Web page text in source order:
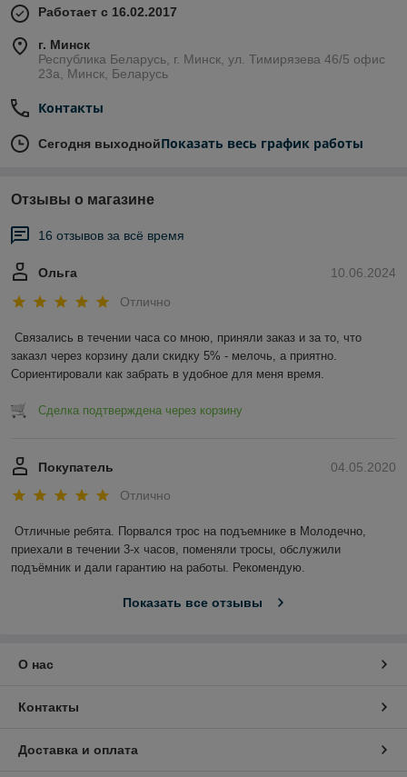
Работает с 16.02.2017
г. Минск
Республика Беларусь, г. Минск, ул. Тимирязева 46/5 офис
23а, Минск, Беларусь
Контакты
Сегодня выходнойПоказать весь график работы
Отзывы о магазине
16 отзывов за всё время
10.06.2024
Ольга
Отлично
Связались в течении часа со мною, приняли заказ и за то, что
заказл через корзину дали скидку 5% - мелочь, а приятно.
Сориентировали как забрать в удобное для меня время.
Сделка подтверждена через корзину
04.05.2020
Покупатель
Отлично
Отличные ребята. Порвался трос на подъемнике в Молодечно,
приехали в течении 3-х часов, поменяли тросы, обслужили
подъёмник и дали гарантию на работы. Рекомендую.
Показать все отзывы
О нас
Контакты
Доставка и оплата